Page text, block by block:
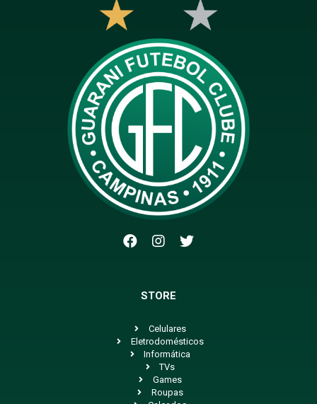
STORE
Celulares
Eletrodomésticos
Informática
TVs
Games
Roupas